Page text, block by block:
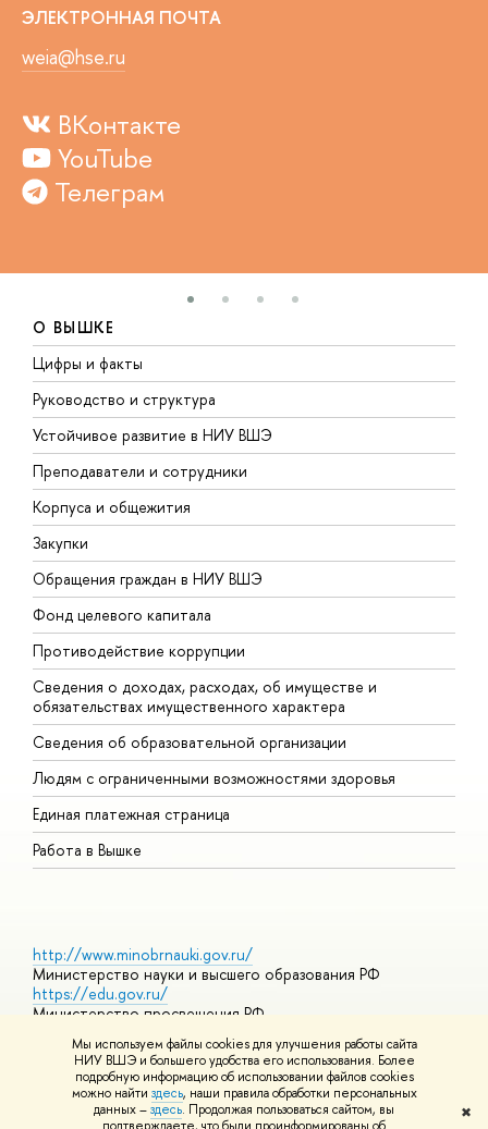
Мы используем файлы cookies для улучшения работы сайта
НИУ ВШЭ и большего удобства его использования. Более
подробную информацию об использовании файлов cookies
можно найти здесь, наши правила обработки персональных
данных –здесь. Продолжая пользоваться сайтом, вы
✖
ЭЛЕКТРОННАЯ ПОЧТА
weia@hse.ru
ВКонтакте
YouTube
Телеграм
О ВЫШКЕ
Цифры и факты
Руководство и структура
Устойчивое развитие в НИУ ВШЭ
Преподаватели и сотрудники
Корпуса и общежития
Закупки
Обращения граждан в НИУ ВШЭ
Фонд целевого капитала
Противодействие коррупции
Сведения о доходах, расходах, об имуществе и
обязательствах имущественного характера
Сведения об образовательной организации
Людям с ограниченными возможностями здоровья
Единая платежная страница
Работа в Вышке
http://www.minobrnauki.gov.ru/
Министерство науки и высшего образования РФ
https://edu.gov.ru/
Министерство просвещения РФ
https://elearning.hse.ru/mooc
Массовые открытые онлайн-курсы
© НИУ ВШЭ 1993–2026 Адреса и контактыУсловия